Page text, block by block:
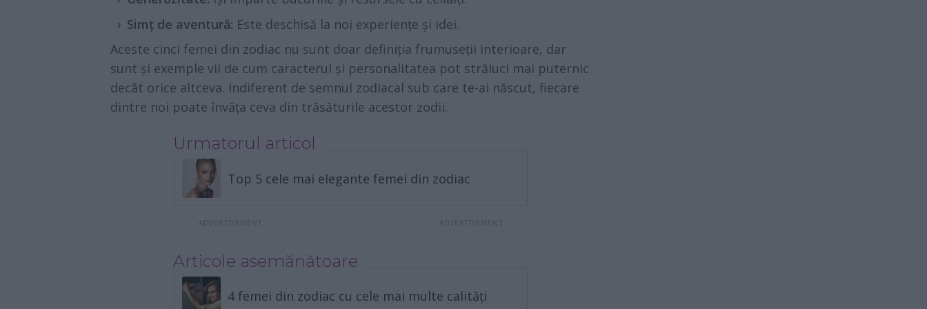
Simț de aventură: Este deschisă la noi experiențe și idei.
Aceste cinci femei din zodiac nu sunt doar definiția frumuseții interioare, dar
sunt și exemple vii de cum caracterul și personalitatea pot străluci mai puternic
decât orice altceva. Indiferent de semnul zodiacal sub care te-ai născut, fiecare
dintre noi poate învăța ceva din trăsăturile acestor zodii.
Urmatorul articol
Top 5 cele mai elegante femei din zodiac
Articole asemănătoare
4 femei din zodiac cu cele mai multe calități